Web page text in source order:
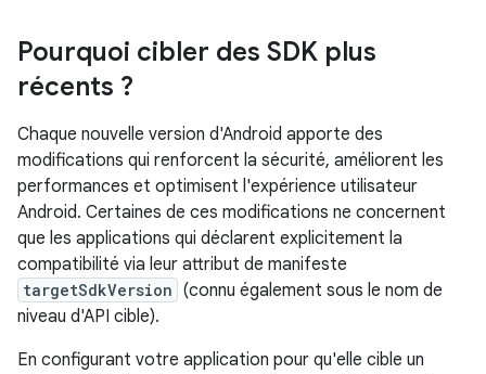
Pourquoi cibler des SDK plus
récents ?
Chaque nouvelle version d'Android apporte des
modifications qui renforcent la sécurité, améliorent les
performances et optimisent l'expérience utilisateur
Android. Certaines de ces modifications ne concernent
que les applications qui déclarent explicitement la
compatibilité via leur attribut de manifeste
targetSdkVersion (connu également sous le nom de
niveau d'API cible).
En configurant votre application pour qu'elle cible un